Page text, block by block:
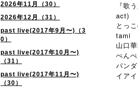
2026年11月（30）
2026年12月（31）
past live(2017年9月〜)（3
0）
past live(2017年10月〜)
（31）
past live(2017年11月〜)
（30）
『歌
act)
とっ
tami
山口
ぺん
パン
イアイ